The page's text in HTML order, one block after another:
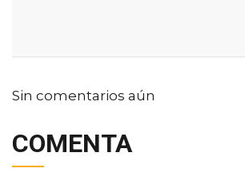
Sin comentarios aún
COMENTA